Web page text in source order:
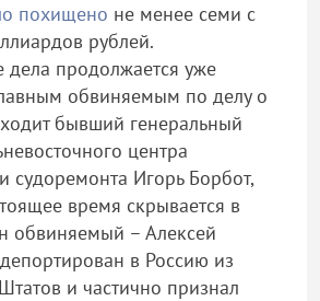
похищено не менее семи с
рублей.
дела продолжается уже
обвиняемым по делу о
бывший генеральный
центра
судоремонта Игорь Борбот,
время скрывается в
– Алексей
в Россию из
и частично признал